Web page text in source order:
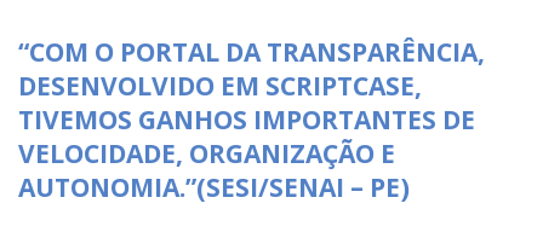
“COM O PORTAL DA TRANSPARÊNCIA,
DESENVOLVIDO EM SCRIPTCASE,
TIVEMOS GANHOS IMPORTANTES DE
VELOCIDADE, ORGANIZAÇÃO E
AUTONOMIA.”(SESI/SENAI – PE)